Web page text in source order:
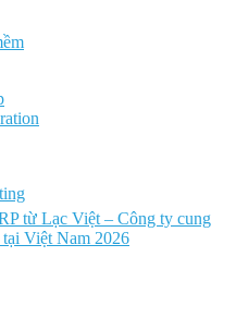
từ Lạc Việt – Công ty cung
Việt Nam 2026